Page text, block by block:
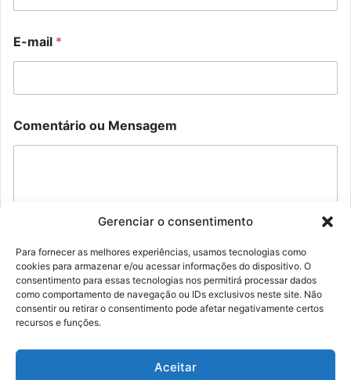
Gerenciar o consentimento
Para fornecer as melhores experiências, usamos tecnologias como
cookies para armazenar e/ou acessar informações do dispositivo. O
consentimento para essas tecnologias nos permitirá processar dados
como comportamento de navegação ou IDs exclusivos neste site. Não
consentir ou retirar o consentimento pode afetar negativamente certos
recursos e funções.
Aceitar
o
m
á
r
i
t
á
r
o
C
m
E-mail *
o
m
m
C
o
m
e
n
á
Comentário ou Mensagem
Enviar